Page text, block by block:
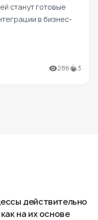
станут готовые
в бизнес-
286 3
действительно
на их основе